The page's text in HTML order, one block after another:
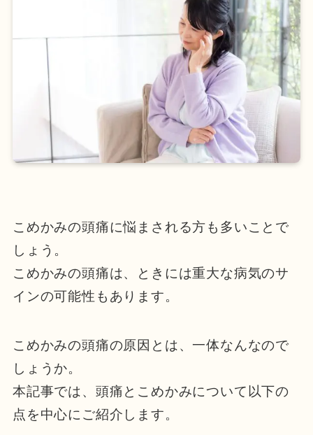
こめかみの頭痛に悩まされる方も多いことで
しょう。
こめかみの頭痛は、ときには重大な病気のサ
インの可能性もあります。
こめかみの頭痛の原因とは、一体なんなので
しょうか。
本記事では、頭痛とこめかみについて以下の
点を中心にご紹介します。